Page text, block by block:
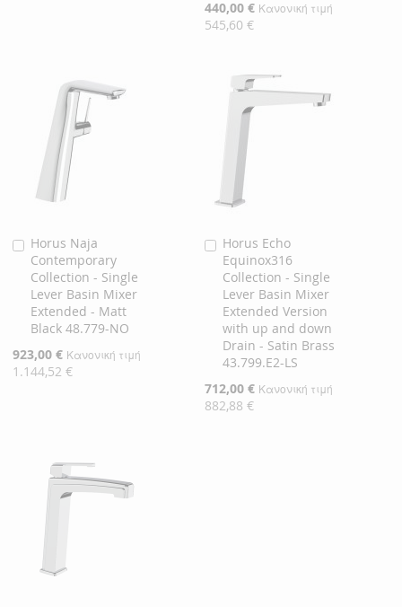
Ειδική
Τιμή
440,00 € Κανονική τιμή
545,60 €
Horus Naja
Contemporary
Collection - Single
Lever Basin Mixer
Extended - Matt
Black 48.779-NO
Ειδική
Τιμή
923,00 € Κανονική τιμή
1.144,52 €
Προσθήκη
στο
Καλάθι
Horus Echo
Equinox316
Collection - Single
Lever Basin Mixer
Extended Version
with up and down
Drain - Satin Brass
43.799.E2-LS
Ειδική
Τιμή
712,00 € Κανονική τιμή
882,88 €
Προσθήκη
στο
Καλάθι